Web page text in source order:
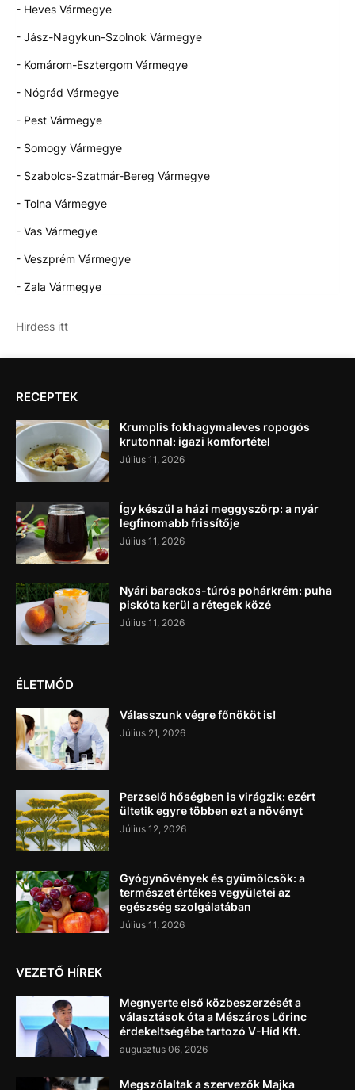
- Heves Vármegye
- Jász-Nagykun-Szolnok Vármegye
- Komárom-Esztergom Vármegye
- Nógrád Vármegye
- Pest Vármegye
- Somogy Vármegye
- Szabolcs-Szatmár-Bereg Vármegye
- Tolna Vármegye
- Vas Vármegye
- Veszprém Vármegye
- Zala Vármegye
Hirdess itt
RECEPTEK
Krumplis fokhagymaleves ropogós
krutonnal: igazi komfortétel
Július 11, 2026
Így készül a házi meggyszörp: a nyár
legfinomabb frissítője
Július 11, 2026
Nyári barackos-túrós pohárkrém: puha
piskóta kerül a rétegek közé
Július 11, 2026
ÉLETMÓD
Válasszunk végre főnököt is!
Július 21, 2026
Perzselő hőségben is virágzik: ezért
ültetik egyre többen ezt a növényt
Július 12, 2026
Gyógynövények és gyümölcsök: a
természet értékes vegyületei az
egészség szolgálatában
Július 11, 2026
VEZETŐ HÍREK
Megnyerte első közbeszerzését a
választások óta a Mészáros Lőrinc
érdekeltségébe tartozó V-Híd Kft.
augusztus 06, 2026
Megszólaltak a szervezők Majka